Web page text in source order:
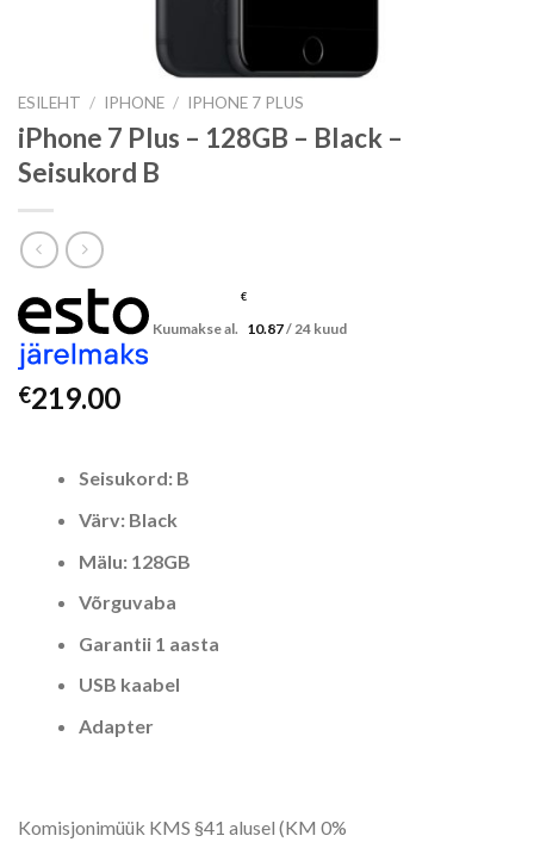
ESILEHT / IPHONE / IPHONE 7 PLUS
iPhone 7 Plus – 128GB – Black –
Seisukord B
Kuumakse al.
€
10.87/ 24 kuud
€219.00
Seisukord: B
Värv: Black
Mälu: 128GB
Võrguvaba
Garantii 1 aasta
USB kaabel
Adapter
Komisjonimüük KMS §41 alusel (KM 0%